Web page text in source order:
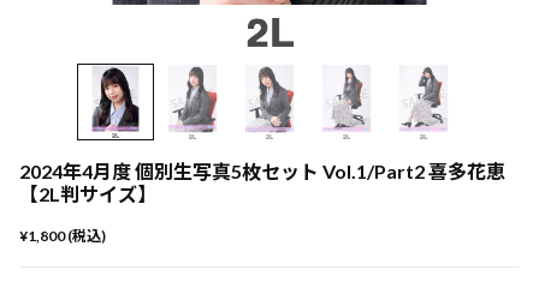
2024年4月度 個別生写真5枚セット Vol.1/Part2 喜多花恵
【2L判サイズ】
¥1,800 (税込)